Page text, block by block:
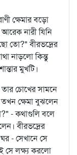
ক্ষেমার বড়ো
নারী যিনি
তো?" বীরভদ্রের
নাড়লো কিন্তু
মুখটি।
চোখের সামনে
ক্ষেমা বুঝলেন
- কথাগুলি বলে
বীরভদ্রের
- সেখানে সে
সে লক্ষ্য করলো